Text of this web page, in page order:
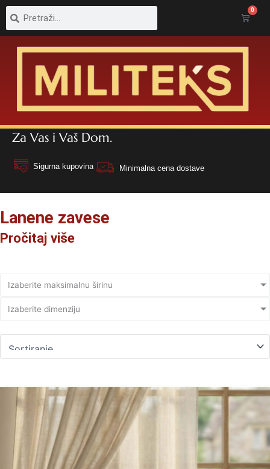
Pretraga 0
Cart
Za Vas i Vaš Dom.
Sigurna kupovina Minimalna cena dostave
Lanene zavese
Pročitaj više
Izaberite maksimalnu širinu
Izaberite dimenziju